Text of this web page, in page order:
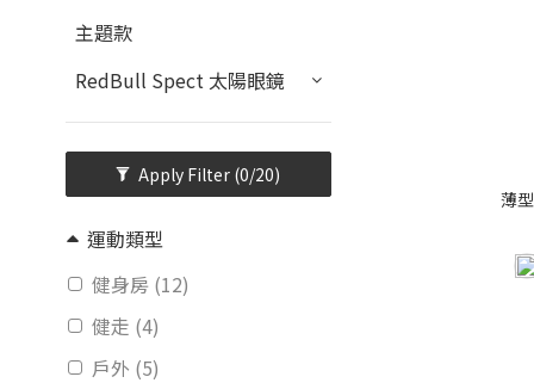
主題款
RedBull Spect 太陽眼鏡
Apply Filter (0/20)
運動類型
健身房 (12)
健走 (4)
戶外 (5)
薄